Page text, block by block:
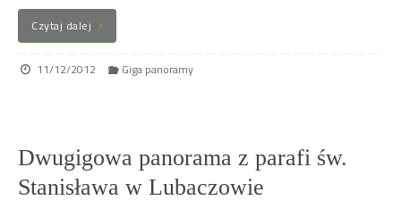
Czytaj dalej
11/12/2012 Giga panoramy
Dwugigowa panorama z parafi św.
Stanisława w Lubaczowie